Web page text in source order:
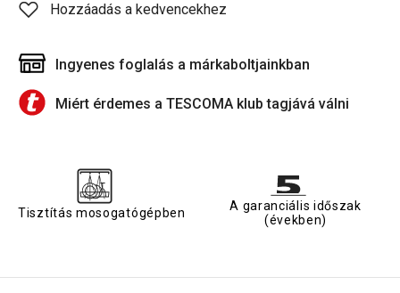
Hozzáadás a kedvencekhez
Ingyenes foglalás a márkaboltjainkban
Miért érdemes a TESCOMA klub tagjává válni
Tisztítás mosogatógépben
A garanciális időszak
(években)